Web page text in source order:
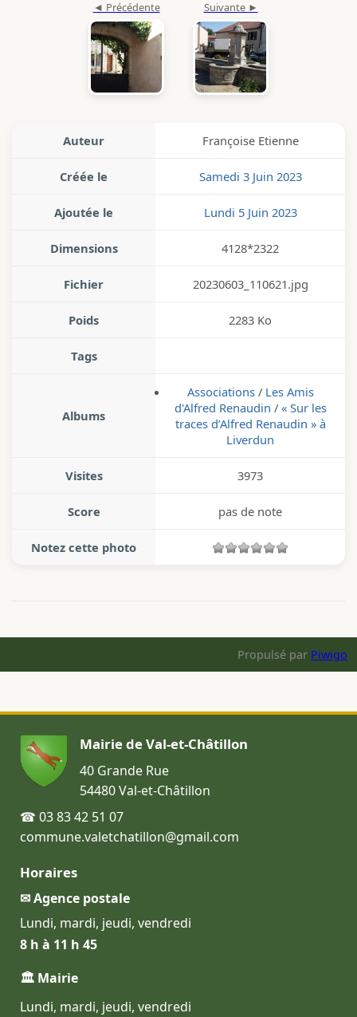
Auteur Françoise Etienne
Créée le Samedi 3 Juin 2023
Ajoutée le Lundi 5 Juin 2023
Dimensions 4128*2322
Fichier 20230603_110621.jpg
Poids 2283 Ko
Tags
Albums
Associations/ Les Amis
d'Alfred Renaudin / « Sur les
traces d’Alfred Renaudin » à
Liverdun
Visites 3973
Score pas de note
Notez cette photo
Propulsé par Piwigo
Mairie de Val-et-Châtillon
40 Grande Rue
54480 Val-et-Châtillon
☎ 03 83 42 51 07
commune.valetchatillon@gmail.com
Horaires
✉ Agence postale
Lundi, mardi, jeudi, vendredi
8 h à 11 h 45
🏛 Mairie
Lundi, mardi, jeudi, vendredi